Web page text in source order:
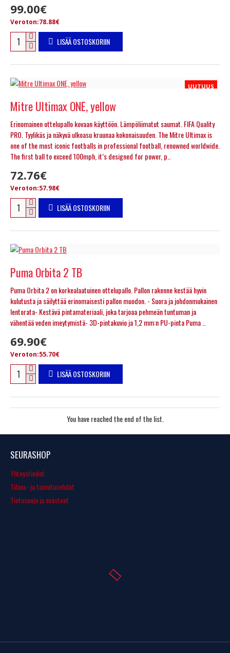
99.00€
Veroton:78.88€
LISÄÄ OSTOSKORIIN
UUTUUS
Mitre Ultimax ONE, yellow
Erinomainen ottelupallo kovaan käyttöön. Lämpöliimatut saumat. FIFA Quality
PRO. Tyylikäs ja näkyvä ulkoasu kruunaa kokonaisuuden. The Mitre Ultimax is
one of the most iconic footballs in professional football, renowned worldwide.
The first ball to exceed 100mph, it’s designed for power, p..
72.76€
Veroton:57.98€
LISÄÄ OSTOSKORIIN
Puma Orbita 2 TB
Puma Orbita 2 on korkealaatuinen ottelupallo. Pallon rakenne kestää hyvin
kulutusta ja säilyttää erinomaisesti pallon muodon. - Suora ja johdonmukainen
lentorata- Kestävä pintamateriaali, joka tarjoaa pehmeän tuntuman ja
vähentää veden imeytymistä- 3D-pintakuvio ja 1,2 mm:n PU-pinta Puma ..
69.90€
Veroton:55.70€
LISÄÄ OSTOSKORIIN
You have reached the end of the list.
SEURASHOP
Yhteystiedot
Tilaus- ja toimitusehdot
Tietosuoja ja evästeet